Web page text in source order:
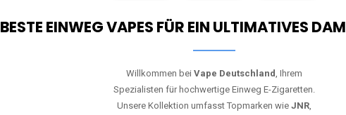
BESTE EINWEG VAPES FÜR EIN ULTIMATIVES
Willkommen bei Vape Deutschland, Ihrem
Spezialisten für hochwertige Einweg E-Zigaretten.
Unsere Kollektion umfasst Topmarken wie JNR,